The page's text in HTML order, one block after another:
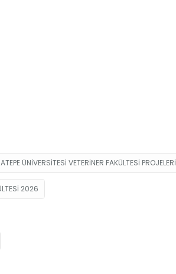
ÜNIVERSITESI VETERINER FAKÜLTESI PROJELERI
2026